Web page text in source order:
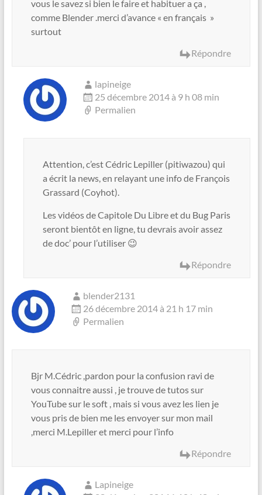
vous le savez si bien le faire et habituer a ça ,
comme Blender .merci d’avance « en français »
surtout
Répondre
lapineige
25 décembre 2014 à 9 h 08 min
Permalien
Attention, c’est Cédric Lepiller (pitiwazou) qui
a écrit la news, en relayant une info de François
Grassard (Coyhot).
Les vidéos de Capitole Du Libre et du Bug Paris
seront bientôt en ligne, tu devrais avoir assez
de doc’ pour l’utiliser 😉
Répondre
blender2131
26 décembre 2014 à 21 h 17 min
Permalien
Bjr M.Cédric ,pardon pour la confusion ravi de
vous connaitre aussi , je trouve de tutos sur
YouTube sur le soft , mais si vous avez les lien je
vous pris de bien me les envoyer sur mon mail
,merci M.Lepiller et merci pour l’info
Répondre
Lapineige